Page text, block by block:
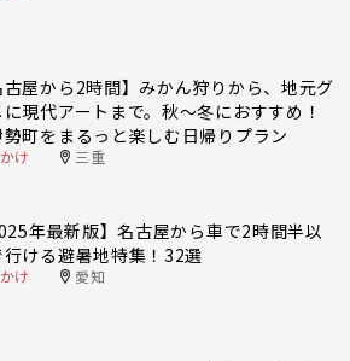
古屋から2時間】みかん狩りから、地元グ
に現代アートまで。秋〜冬におすすめ！
勢町をまるっと楽しむ日帰りプラン
け 三重
年最新版】名古屋から車で2時間半以
行ける避暑地特集！32選
け 愛知